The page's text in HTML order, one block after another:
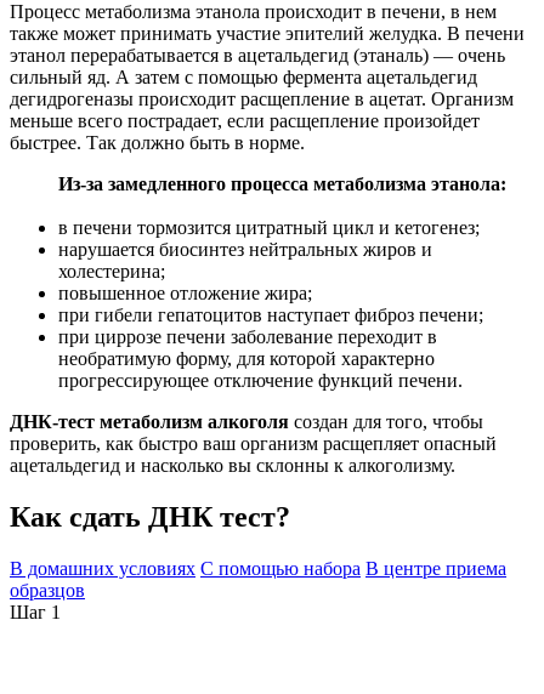
Процесс метаболизма этанола происходит в печени, в нем
также может принимать участие эпителий желудка. В печени
этанол перерабатывается в ацетальдегид (этаналь) — очень
сильный яд. А затем с помощью фермента ацетальдегид
дегидрогеназы происходит расщепление в ацетат. Организм
меньше всего пострадает, если расщепление произойдет
быстрее. Так должно быть в норме.
Из-за замедленного процесса метаболизма этанола:
в печени тормозится цитратный цикл и кетогенез;
нарушается биосинтез нейтральных жиров и
холестерина;
повышенное отложение жира;
при гибели гепатоцитов наступает фиброз печени;
при циррозе печени заболевание переходит в
необратимую форму, для которой характерно
прогрессирующее отключение функций печени.
ДНК-тест метаболизм алкоголя создан для того, чтобы
проверить, как быстро ваш организм расщепляет опасный
ацетальдегид и насколько вы склонны к алкоголизму.
Как сдать ДНК тест?
В домашних условиях С помощью набора В центре приема
образцов
Шаг 1